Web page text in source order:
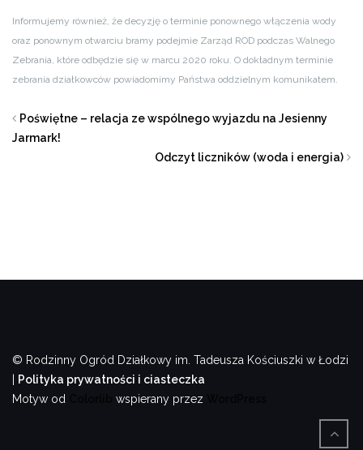
Informujemy również, że decyzję o terminie ponownego włączenia wody
oraz ponownym otwarciu bramy podejmie Zarząd ROD podczas Walnego
Zebrania, które odbędzie się w marcu 2020 roku. O dokładnym terminie
zebrania działkowców powiadomimy Państwa oddzielnym komunikatem.
Poświętne – relacja ze wspólnego wyjazdu na Jesienny
Jarmark!
Odczyt liczników (woda i energia)
© Rodzinny Ogród Działkowy im. Tadeusza Kościuszki w Łodzi
Polityka prywatności i ciasteczka
Motyw od
wspierany przez